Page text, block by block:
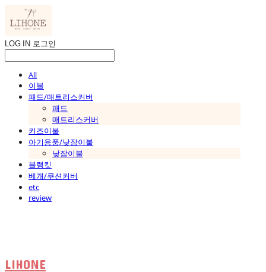
LOG IN 로그인
All
이불
패드/매트리스커버
패드
매트리스커버
키즈이불
아기용품/낮잠이불
낮잠이불
블랭킷
베개/쿠션커버
etc
review
LIHONE